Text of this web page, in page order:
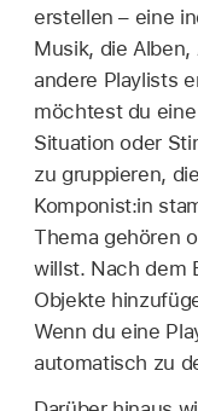
erstellen – eine
Musik, die
andere Playlists
möchtest du
Situation oder
zu gruppieren,
Komponist:in
Thema gehören
willst. Nach dem
Objekte
Wenn du eine
automatisch zu